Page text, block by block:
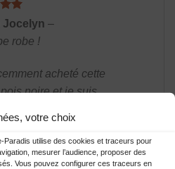
votre choix
Paradis utilise des cookies et traceurs pour
mesurer l’audience, proposer des
Vous pouvez configurer ces traceurs en
Jocelyn –
robe !
acheté cette
noire et je suis
longues ajoutent
élégante, tandis que
donnent un aspect rétro